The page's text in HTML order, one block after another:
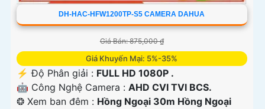
DH-HAC-HFW1200TP-S5 CAMERA DAHUA
Giá Bán: 875,000 ₫
Giá Khuyến Mại: 5%-35%
️⚡ Độ Phân giải : FULL HD 1080P .
🤖️ Công Nghệ Camera : AHD CVI TVI BCS.
❂ Xem ban đêm : Hồng Ngoại 30m Hồng Ngoại